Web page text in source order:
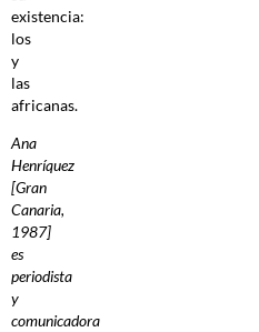
existencia:
los
y
las
africanas.
Ana
Henríquez
[Gran
Canaria,
1987]
es
periodista
y
comunicadora